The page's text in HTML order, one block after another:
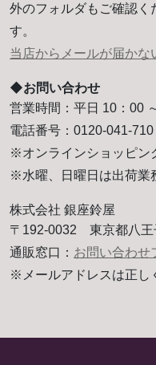
外のフォルダもご確認く
す。
当店からメールが届かな
◆お問い合わせ
営業時間：平日 10：00
電話番号：0120-041-710
※オンラインショッピン
※水曜、日曜日は出荷業
株式会社 銀座鈴屋
〒192-0032 東京都八王
通販窓口： お問い合わせ
※メールアドレスは正し